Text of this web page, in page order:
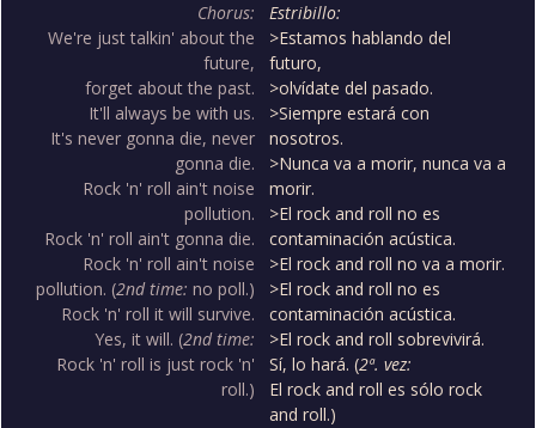
Chorus:
We're just talkin' about the
future,
forget about the past.
It'll always be with us.
It's never gonna die, never
gonna die.
Rock 'n' roll ain't noise
pollution.
Rock 'n' roll ain't gonna die.
Rock 'n' roll ain't noise
pollution. (2nd time: no poll.)
Rock 'n' roll it will survive.
Yes, it will. (2nd time:
Rock 'n' roll is just rock 'n'
roll.)
Estribillo:
>Estamos hablando del
futuro,
>olvídate del pasado.
>Siempre estará con
nosotros.
>Nunca va a morir, nunca va a
morir.
>El rock and roll no es
contaminación acústica.
>El rock and roll no va a morir.
>El rock and roll no es
contaminación acústica.
>El rock and roll sobrevivirá.
Sí, lo hará. (2ª. vez:
El rock and roll es sólo rock
and roll.)